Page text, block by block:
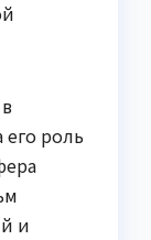
его роль
и